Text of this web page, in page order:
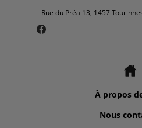
Rue du Préa 13, 1457
À propos
Nous